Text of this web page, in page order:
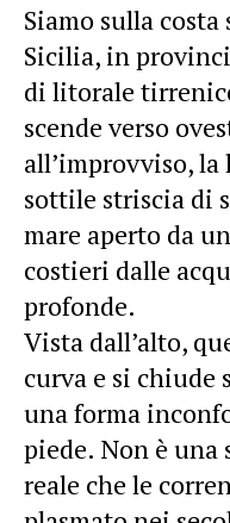
Siamo sulla
Sicilia, in
di litorale
scende verso
all’improvviso, la
sottile striscia di
mare aperto da
costieri dalle
profonde.
Vista dall’alto,
curva e si chiude
una forma
piede. Non è una
reale che le